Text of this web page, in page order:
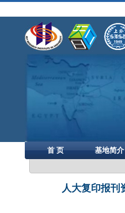
首 页 基地简介
人大复印报刊